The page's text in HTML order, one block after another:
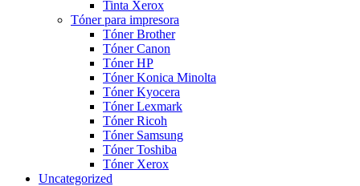
Tinta Xerox
Tóner para impresora
Tóner Brother
Tóner Canon
Tóner HP
Tóner Konica Minolta
Tóner Kyocera
Tóner Lexmark
Tóner Ricoh
Tóner Samsung
Tóner Toshiba
Tóner Xerox
Uncategorized